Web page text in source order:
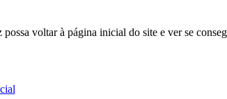
voltar à página inicial do site e ver se